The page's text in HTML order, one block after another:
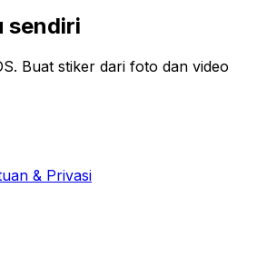
sendiri
Buat stiker dari foto dan video
& Privasi